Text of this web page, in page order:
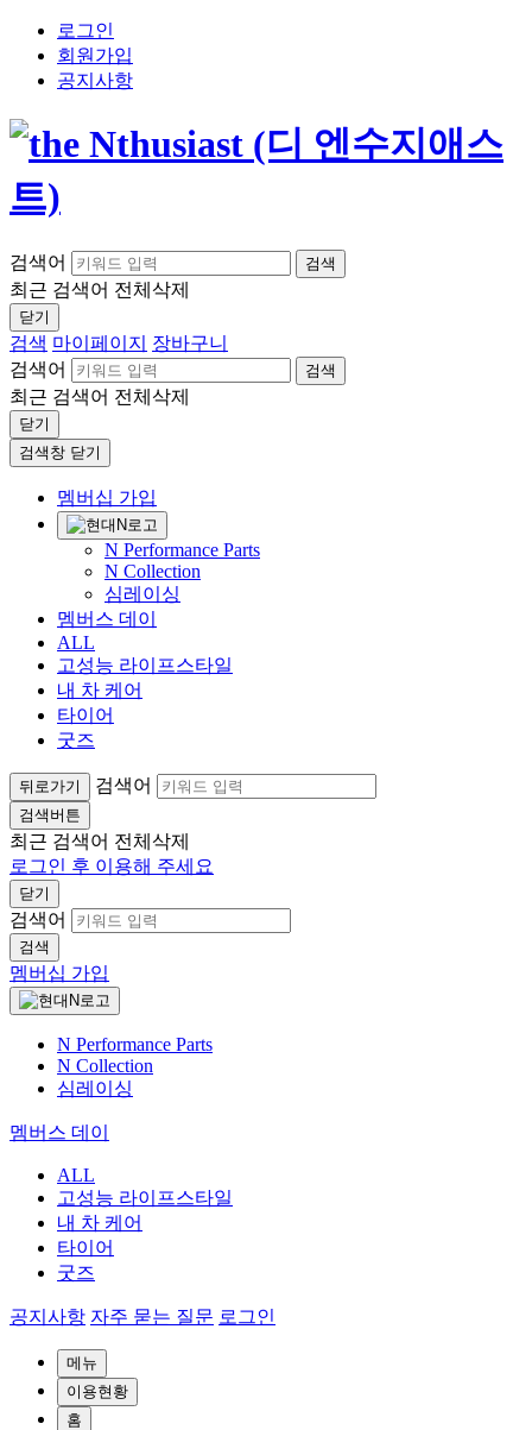
로그인
회원가입
공지사항
검색어 검색
최근 검색어 전체삭제
닫기
검색 마이페이지
장바구니
검색어
검색
최근 검색어 전체삭제
닫기
검색창 닫기
멤버십 가입
N Performance Parts
N Collection
심레이싱
멤버스 데이
ALL
고성능 라이프스타일
내 차 케어
타이어
굿즈
뒤로가기 검색어
검색버튼
최근 검색어 전체삭제
로그인 후 이용해 주세요
닫기
검색어
검색
멤버십 가입
N Performance Parts
N Collection
심레이싱
멤버스 데이
ALL
고성능 라이프스타일
내 차 케어
타이어
굿즈
공지사항 자주 묻는 질문 로그인
메뉴
이용현황
홈